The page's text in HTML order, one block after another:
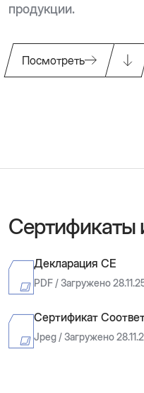
продукции.
Посмотреть
Сертификаты
Декларация CE
PDF / Загружено
Сертификат
Jpeg / Загружено